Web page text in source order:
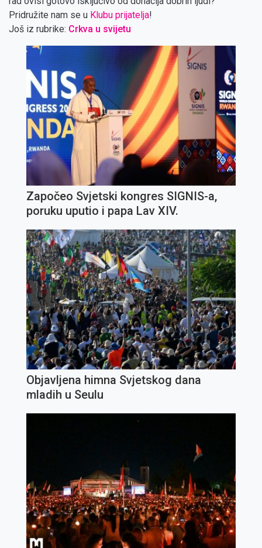
Pridružite nam se u Klubu prijatelja!
Još iz rubrike: Crkva u svijetu
Započeo Svjetski kongres SIGNIS-a,
poruku uputio i papa Lav XIV.
Objavljena himna Svjetskog dana
mladih u Seulu